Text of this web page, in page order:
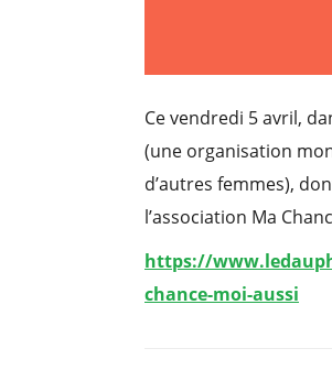
Ce vendredi 5 avril,
(une organisation
d’autres femmes),
l’association Ma
https://
chance-moi-aussi